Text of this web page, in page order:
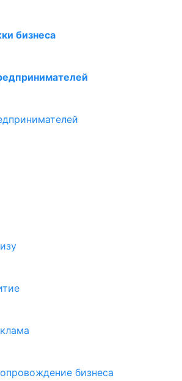
бизнеса
бизнеса